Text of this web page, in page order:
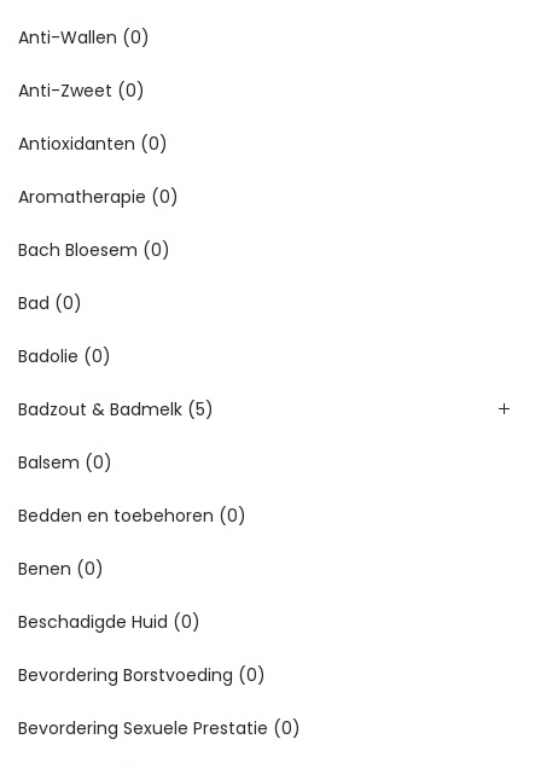
Anti-Wallen (0)
Anti-Zweet (0)
Antioxidanten (0)
Aromatherapie (0)
Bach Bloesem (0)
Bad (0)
Badolie (0)
Badzout & Badmelk (5)
Balsem (0)
Bedden en toebehoren (0)
Benen (0)
Beschadigde Huid (0)
Bevordering Borstvoeding (0)
Bevordering Sexuele Prestatie (0)